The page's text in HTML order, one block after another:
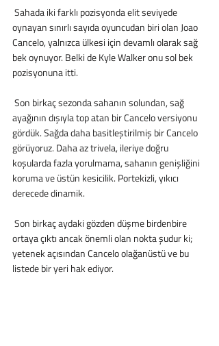
oynayan sınırlı sayıda oyuncudan biri olan Joao
Cancelo, yalnızca ülkesi için devamlı olarak sağ
bek oynuyor. Belki de Kyle Walker onu sol bek
pozisyonuna itti.
ayağının dışıyla top atan bir Cancelo versiyonu
gördük. Sağda daha basitleştirilmiş bir Cancelo
görüyoruz. Daha az trivela, ileriye doğru
koşularda fazla yorulmama, sahanın genişliğini
koruma ve üstün kesicilik. Portekizli, yıkıcı
derecede dinamik.
ortaya çıktı ancak önemli olan nokta şudur ki;
yetenek açısından Cancelo olağanüstü ve bu
listede bir yeri hak ediyor.